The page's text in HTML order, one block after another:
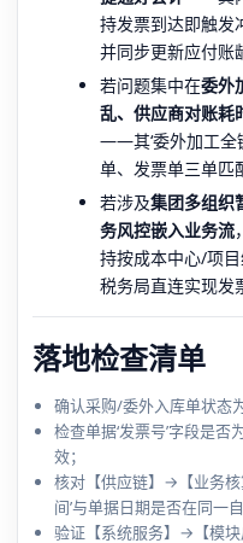
持发票到达即触发
并同步更新应付账
若问题集中在委外
乱、供应商对账耗
——其‘委外加工全
单、发票单三单匹
若涉及集团多组织
务风控嵌入业务流
持按成本中心/项
税务局直连实现发
落地检查清单
确认采购/委外入库单状态为
检查单据‘发票号’字段是
效；
核对【供应链】→【业务
间’与单据日期是否在同一自
验证【系统服务】→【模块